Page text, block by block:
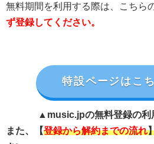
無料期間を利用する際は、こちら
ず登録してください。
特設ページはこ
▲music.jpの無料登録の利
また、【登録から解約までの流れ